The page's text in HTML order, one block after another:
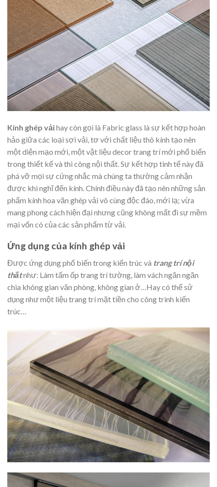
Kính ghép vảihay còn gọi là Fabric glass là sự kết hợp hoàn
hảo giữa các loại sợi vải, tơ với chất liệu thô kính tạo nên
một diện mạo mới, một vật liệu decor trang trí mới phổ biến
trong thiết kế và thi công nội thất. Sự kết hợp tinh tế này đã
phá vỡ mọi sự cứng nhắc mà chúng ta thường cảm nhận
được khi nghĩ đến kính. Chính điều này đã tạo nên những sản
phẩm kính hoa văn ghép vải vô cùng độc đáo, mới lạ; vừa
mang phong cách hiện đại nhưng cũng không mất đi sự mềm
mại vốn có của các sản phẩm từ vải.
Ứng dụng của kính ghép vải
Được ứng dụng phổ biến trong kiến trúc và trang trí nội
thấtnhư: Làm tấm ốp trang trí tường, làm vách ngăn ngăn
chia không gian văn phòng, không gian ở…Hay có thể sử
dụng như một liệu trang trí mặt tiền cho công trình kiến
trúc…